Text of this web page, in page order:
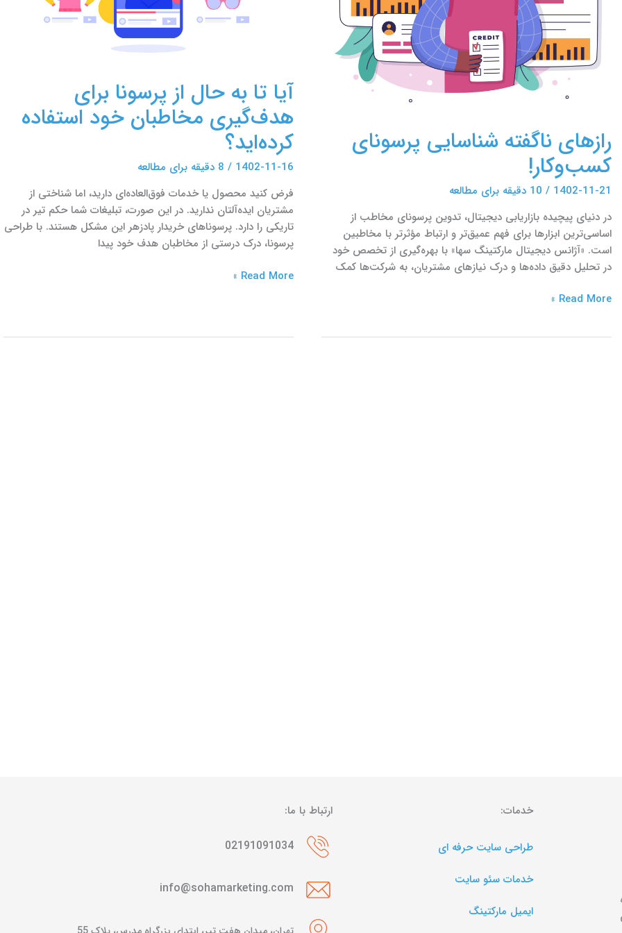
رازهای ناگفته شناسایی پرسونای
کسب‌وکار!
1402-11-21
/ 10 دقیقه برای مطالعه
در دنیای پیچیده بازاریابی دیجیتال، تدوین پرسونای مخاطب از
اساسی‌ترین ابزارها برای فهم عمیق‌تر و ارتباط مؤثرتر با مخاطبین
است. «آژانس دیجیتال مارکتینگ سها» با بهره‌گیری از تخصص خود
در تحلیل دقیق داده‌ها و درک نیازهای مشتریان، به شرکت‌ها کمک
Read More »
آیا تا به حال از پرسونا برای
هدف‌گیری مخاطبان خود استفاده
کرده‌اید؟
1402-11-16
/ 8 دقیقه برای مطالعه
فرض کنید محصول یا خدمات فوق‌العاده‌ای دارید، اما شناختی از
مشتریان ایده‌آلتان ندارید. در این صورت، تبلیغات شما حکم تیر در
تاریکی را دارد. پرسوناهای خریدار پادزهر این مشکل هستند. با طراحی
پرسونا، درک درستی از مخاطبان هدف خود پیدا
Read More »
خدمات:
طراحی سایت حرفه ای
خدمات سئو سایت
ایمیل مارکتینگ
ارتباط با ما:
02191091034
info@sohamarketing.com